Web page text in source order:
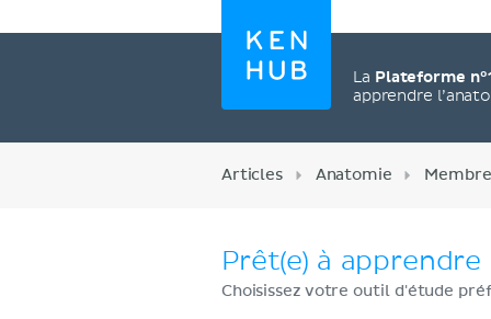
La Plateforme
apprendre
Articles Anatomie
Prêt(e) à apprendre
Choisissez votre outil d'étude